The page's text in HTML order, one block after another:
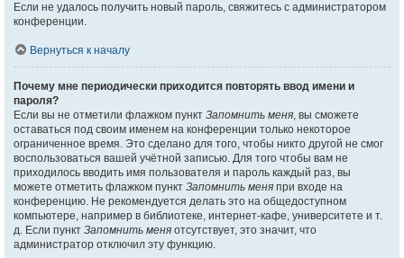
Если не удалось получить новый пароль, свяжитесь с администратором
конференции.
Вернуться к началу
Почему мне периодически приходится повторять ввод имени и
пароля?
Если вы не отметили флажком пункт Запомнить меня, вы сможете
оставаться под своим именем на конференции только некоторое
ограниченное время. Это сделано для того, чтобы никто другой не смог
воспользоваться вашей учётной записью. Для того чтобы вам не
приходилось вводить имя пользователя и пароль каждый раз, вы
можете отметить флажком пункт Запомнить меня при входе на
конференцию. Не рекомендуется делать это на общедоступном
компьютере, например в библиотеке, интернет-кафе, университете и т.
д. Если пункт Запомнить меня отсутствует, это значит, что
администратор отключил эту функцию.